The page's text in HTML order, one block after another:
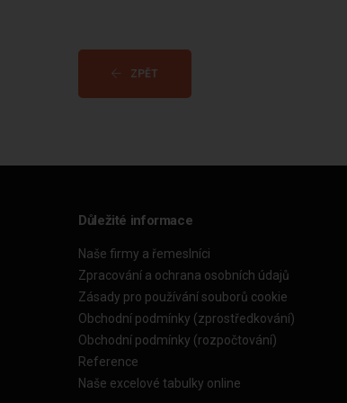
ZPĚT
Důležité informace
Naše firmy a řemeslníci
Zpracování a ochrana osobních údajů
Zásady pro používání souborů cookie
Obchodní podmínky (zprostředkování)
Obchodní podmínky (rozpočtování)
Reference
Naše excelové tabulky online